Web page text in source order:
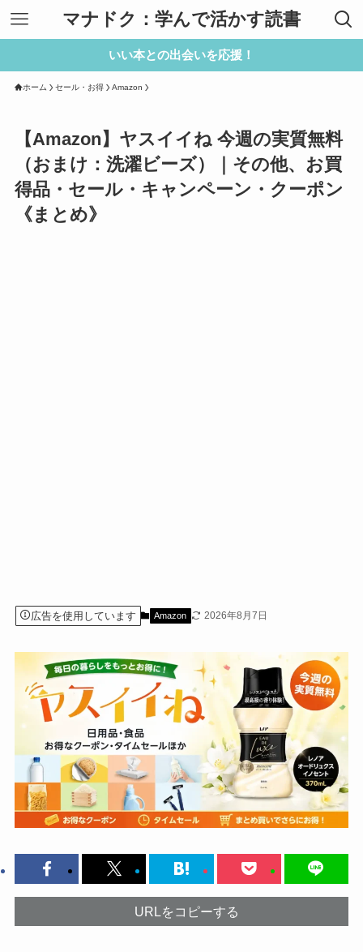
マナドク：学んで活かす読書
いい本との出会いを応援！
ホーム セール・お得 Amazon
【Amazon】ヤスイイね 今週の実質無料
（おまけ：洗濯ビーズ）｜その他、お買
得品・セール・キャンペーン・クーポン
《まとめ》
広告を使用しています Amazon 2026年8月7日
URLをコピーする